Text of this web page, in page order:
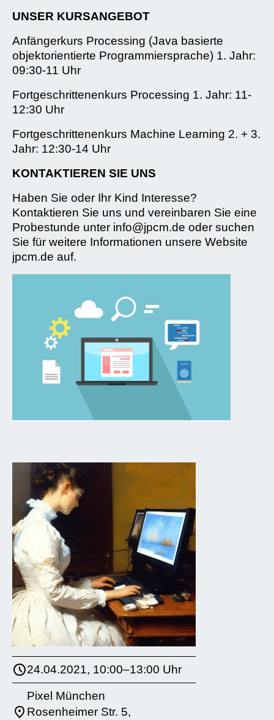
UNSER KURSANGEBOT
Anfängerkurs Processing (Java basierte
objektorientierte Programmiersprache) 1. Jahr:
09:30-11 Uhr
Fortgeschrittenenkurs Processing 1. Jahr: 11-
12:30 Uhr
Fortgeschrittenenkurs Machine Learning 2. + 3.
Jahr: 12:30-14 Uhr
KONTAKTIEREN SIE UNS
Haben Sie oder Ihr Kind Interesse?
Kontaktieren Sie uns und vereinbaren Sie eine
Probestunde unter info@jpcm.de oder suchen
Sie für weitere Informationen unsere Website
jpcm.de auf.
24.04.2021, 10:00–13:00 Uhr
Pixel München
Rosenheimer Str. 5,